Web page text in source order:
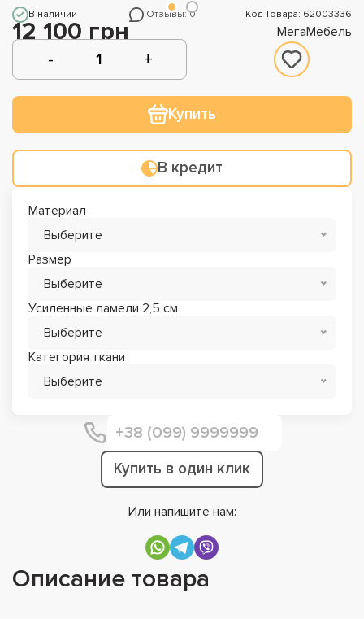
В наличии Отзывы: 0 Код Товара: 62003336
12 100 грн МегаМебель
Купить
В кредит
Материал
Выберите
Размер
Выберите
Усиленные ламели 2,5 см
Выберите
Категория ткани
Выберите
Купить в один клик
Или напишите нам:
Описание товара